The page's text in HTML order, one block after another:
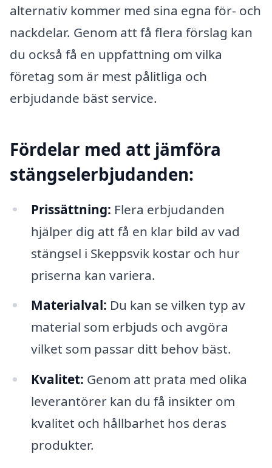
alternativ kommer med sina egna för- och
nackdelar. Genom att få flera förslag kan
du också få en uppfattning om vilka
företag som är mest pålitliga och
erbjudande bäst service.
Fördelar med att jämföra
stängselerbjudanden:
Prissättning: Flera erbjudanden
hjälper dig att få en klar bild av vad
stängsel i Skeppsvik kostar och hur
priserna kan variera.
Materialval: Du kan se vilken typ av
material som erbjuds och avgöra
vilket som passar ditt behov bäst.
Kvalitet: Genom att prata med olika
leverantörer kan du få insikter om
kvalitet och hållbarhet hos deras
produkter.